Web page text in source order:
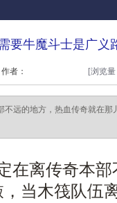
要牛魔斗士是广义
者： [浏览
不远的地方，热血传奇就在
在离传奇本
当木筏队伍